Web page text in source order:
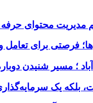
محتوای حرفه
فرصتی برای تعامل
؛ مسیر شنیدن
بلکه یک